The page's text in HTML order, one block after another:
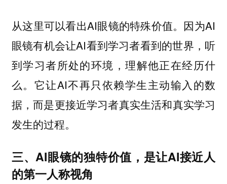
从这里可以看出AI眼镜的特殊价值。因为AI
眼镜有机会让AI看到学习者看到的世界，听
到学习者所处的环境，理解他正在经历什
么。它让AI不再只依赖学生主动输入的数
据，而是更接近学习者真实生活和真实学习
发生的过程。
三、AI眼镜的独特价值，是让AI接近人
的第一人称视角